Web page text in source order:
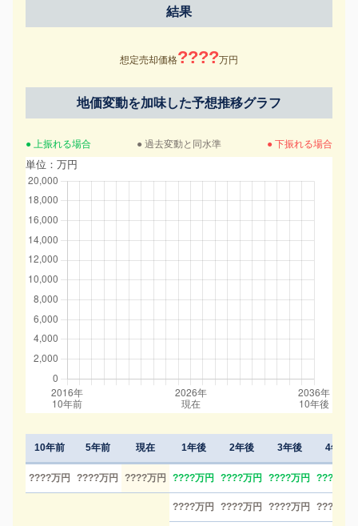
結果
想定売却価格????万円
地価変動を加味した予想推移グラフ
● 上振れる場合 ● 過去変動と同水準 ● 下振れる場合
単位：万円
10年前 5年前 現在
????万円 ????万円 ????万円
1年後 2年後 3年後 4年後
????万円 ????万円 ????万円 ????万円
????万円 ????万円 ????万円 ????万円